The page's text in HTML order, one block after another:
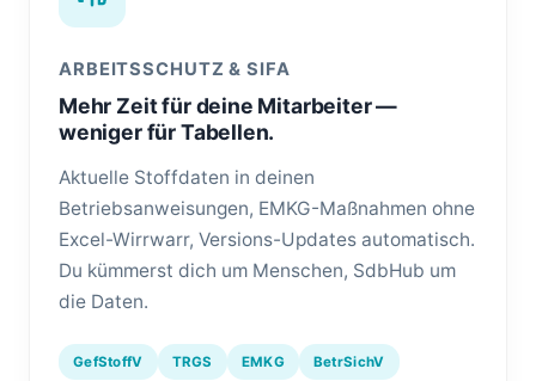
ARBEITSSCHUTZ & SIFA
Mehr Zeit für deine Mitarbeiter —
weniger für Tabellen.
Aktuelle Stoffdaten in deinen
Betriebsanweisungen, EMKG-Maßnahmen ohne
Excel-Wirrwarr, Versions-Updates automatisch.
Du kümmerst dich um Menschen, SdbHub um
die Daten.
GefStoffV TRGS EMKG BetrSichV